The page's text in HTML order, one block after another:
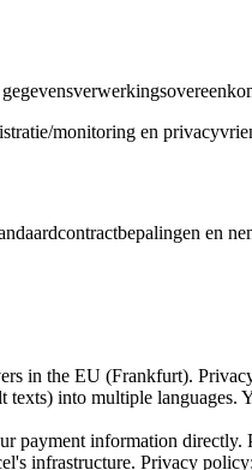
monitoring en
en
in the EU (Frankfurt).
into multiple
payment information
infrastructure. Privacy